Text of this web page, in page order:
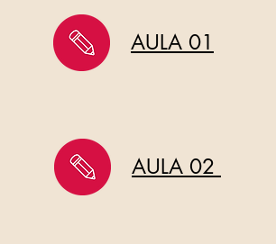
AULA 01
AULA 02